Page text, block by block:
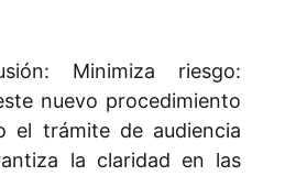
Minimiza riesgo:
nuevo procedimiento
el trámite de audiencia
la claridad en las